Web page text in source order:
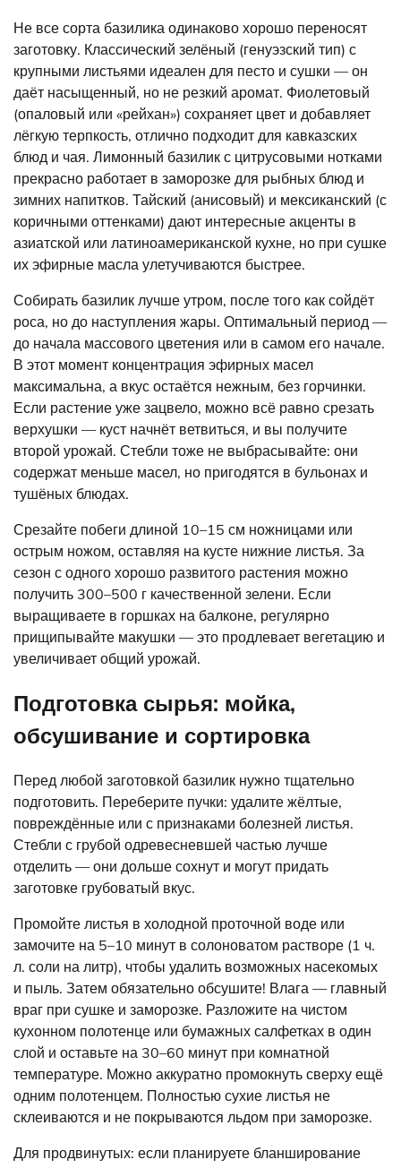
Не все сорта базилика одинаково хорошо переносят
заготовку. Классический зелёный (генуэзский тип) с
крупными листьями идеален для песто и сушки — он
даёт насыщенный, но не резкий аромат. Фиолетовый
(опаловый или «рейхан») сохраняет цвет и добавляет
лёгкую терпкость, отлично подходит для кавказских
блюд и чая. Лимонный базилик с цитрусовыми нотками
прекрасно работает в заморозке для рыбных блюд и
зимних напитков. Тайский (анисовый) и мексиканский (с
коричными оттенками) дают интересные акценты в
азиатской или латиноамериканской кухне, но при сушке
их эфирные масла улетучиваются быстрее.
Собирать базилик лучше утром, после того как сойдёт
роса, но до наступления жары. Оптимальный период —
до начала массового цветения или в самом его начале.
В этот момент концентрация эфирных масел
максимальна, а вкус остаётся нежным, без горчинки.
Если растение уже зацвело, можно всё равно срезать
верхушки — куст начнёт ветвиться, и вы получите
второй урожай. Стебли тоже не выбрасывайте: они
содержат меньше масел, но пригодятся в бульонах и
тушёных блюдах.
Срезайте побеги длиной 10–15 см ножницами или
острым ножом, оставляя на кусте нижние листья. За
сезон с одного хорошо развитого растения можно
получить 300–500 г качественной зелени. Если
выращиваете в горшках на балконе, регулярно
прищипывайте макушки — это продлевает вегетацию и
увеличивает общий урожай.
Подготовка сырья: мойка,
обсушивание и сортировка
Перед любой заготовкой базилик нужно тщательно
подготовить. Переберите пучки: удалите жёлтые,
повреждённые или с признаками болезней листья.
Стебли с грубой одревесневшей частью лучше
отделить — они дольше сохнут и могут придать
заготовке грубоватый вкус.
Промойте листья в холодной проточной воде или
замочите на 5–10 минут в солоноватом растворе (1 ч.
л. соли на литр), чтобы удалить возможных насекомых
и пыль. Затем обязательно обсушите! Влага — главный
враг при сушке и заморозке. Разложите на чистом
кухонном полотенце или бумажных салфетках в один
слой и оставьте на 30–60 минут при комнатной
температуре. Можно аккуратно промокнуть сверху ещё
одним полотенцем. Полностью сухие листья не
склеиваются и не покрываются льдом при заморозке.
Для продвинутых: если планируете бланширование